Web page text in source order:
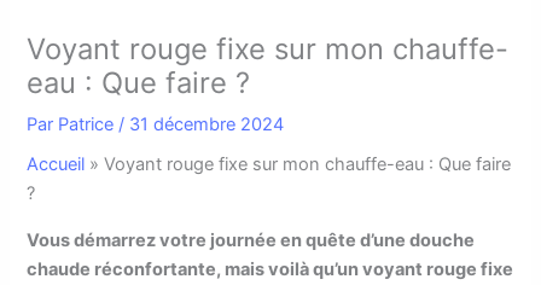
Voyant rouge fixe sur mon chauffe-
eau : Que faire ?
Par Patrice / 31 décembre 2024
Accueil »Voyant rouge fixe sur mon chauffe-eau : Que faire
?
Vous démarrez votre journée en quête d’une douche
chaude réconfortante, mais voilà qu’un voyant rouge fixe